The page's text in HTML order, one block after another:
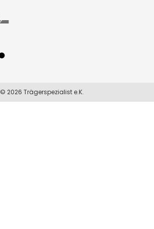
© 2026 Trägerspezialist e.K.